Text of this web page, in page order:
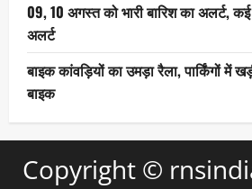
09, 10 अगस्त को भारी बारिश का अलर्ट,
अलर्ट
बाइक कांवड़ियों का उमड़ा रैला, पार्किंगों में
बाइक
Copyright ©